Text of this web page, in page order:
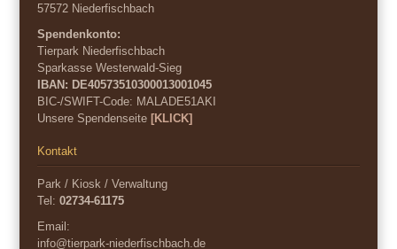
57572 Niederfischbach
Spendenkonto:
Tierpark Niederfischbach
Sparkasse Westerwald-Sieg
IBAN: DE40573510300013001045
BIC-/SWIFT-Code: MALADE51AKI
Unsere Spendenseite[KLICK]
Kontakt
Park / Kiosk / Verwaltung
Tel:02734-61175
Email:
info@tierpark-niederfischbach.de